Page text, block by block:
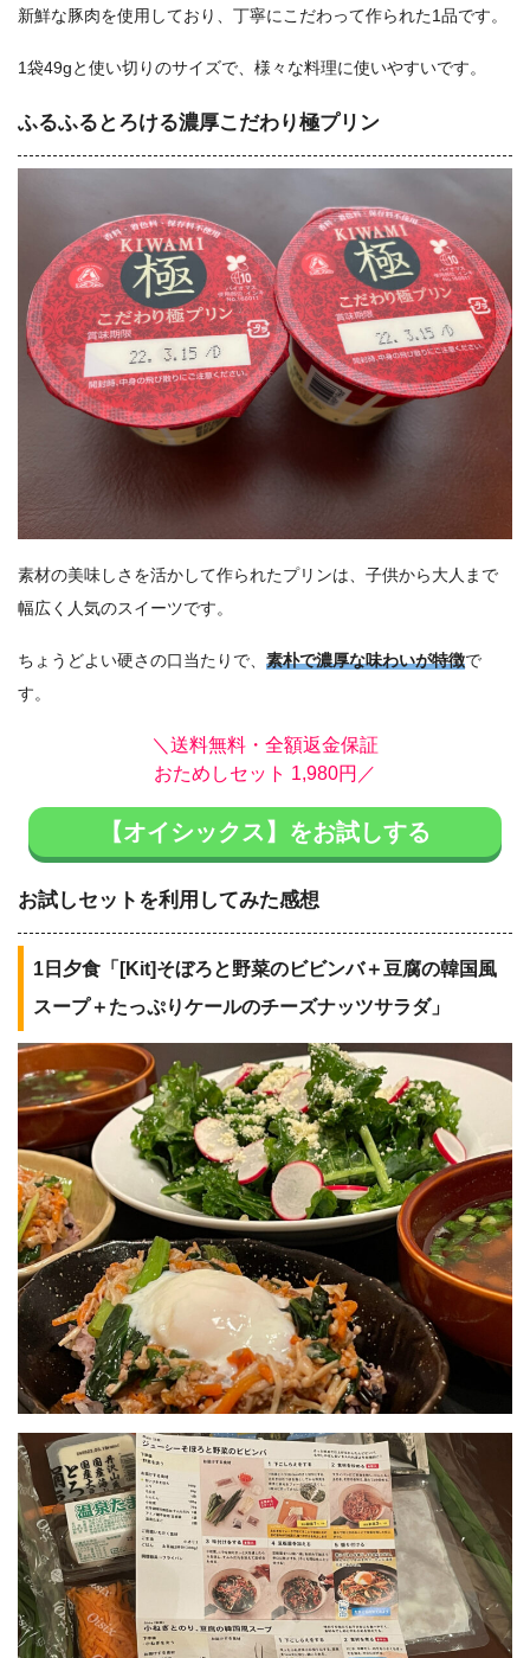
新鮮な豚肉を使用しており、丁寧にこだわって作られた1品です。
1袋49gと使い切りのサイズで、様々な料理に使いやすいです。
ふるふるとろける濃厚こだわり極プリン
素材の美味しさを活かして作られたプリンは、子供から大人まで
幅広く人気のスイーツです。
ちょうどよい硬さの口当たりで、 素朴で濃厚な味わいが特徴で
す。
＼送料無料・全額返金保証
おためしセット 1,980円／
【オイシックス】をお試しする
お試しセットを利用してみた感想
1日夕食「[Kit]そぼろと野菜のビビンバ＋豆腐の韓国風
スープ＋たっぷりケールのチーズナッツサラダ」